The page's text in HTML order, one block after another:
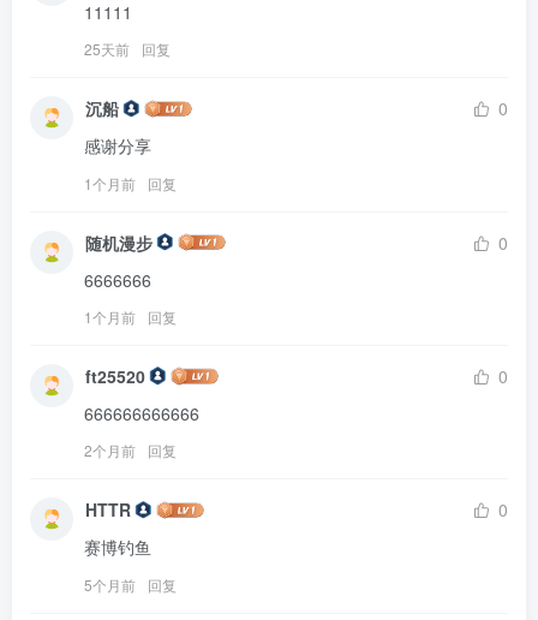
11111
25天前 回复
沉船
0
感谢分享
1个月前 回复
随机漫步
0
6666666
1个月前 回复
ft25520
0
666666666666
2个月前 回复
HTTR
0
赛博钓鱼
5个月前 回复